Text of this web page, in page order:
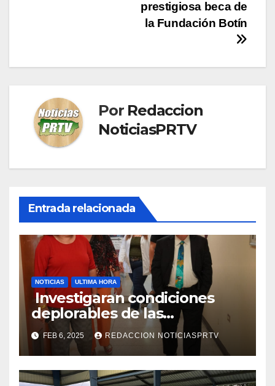
prestigiosa beca de
la Fundación Botín
Por Redaccion
NoticiasPRTV
Entrada relacionada
NOTICIAS ULTIMA HORA
Investigaran condiciones
deplorables de las
facilidades el Departamento
de la Salud en Mayagüez
FEB 6, 2025 REDACCION NOTICIASPRTV